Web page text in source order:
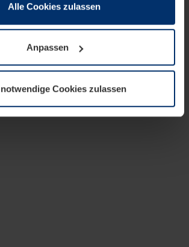
Betrieb dieser Seite unbedingt
Für alle anderen Cookie-Typen benötigen
Ihre Einwilligung können Sie jederzeit
unserer Website ändern oder
Alle Cookies zulassen
Anpassen
Cookies zulassen